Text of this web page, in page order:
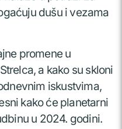
dušu i vezama
promene u
a kako su skloni
iskustvima,
kako će planetarni
u 2024. godini.